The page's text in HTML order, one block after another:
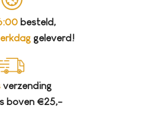
besteld,
geleverd!
verzending
boven €25,-